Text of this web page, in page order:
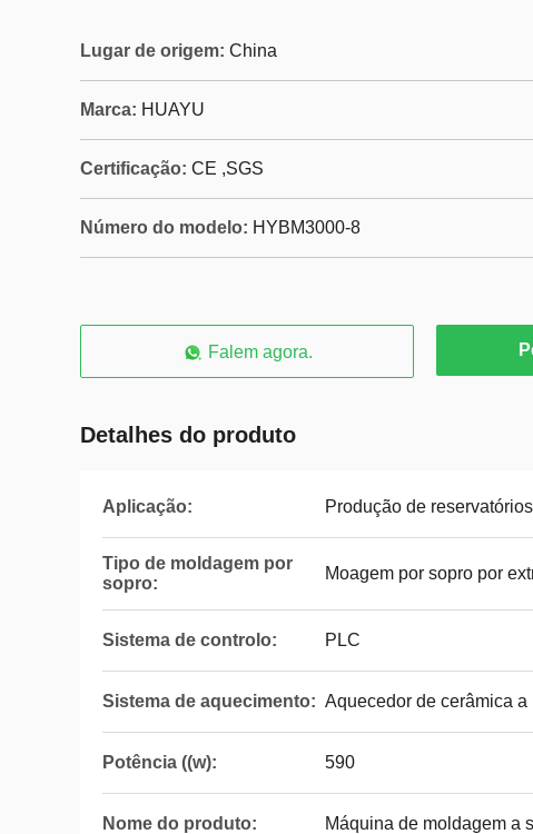
Lugar de origem: China
Marca: HUAYU
Certificação: CE ,SGS
Número do modelo: HYBM3000-8
Falem agora.
Detalhes do produto
Aplicação: Produção de
Tipo de moldagem por
sopro:
Moagem por sopro por
Sistema de controlo: PLC
Sistema de aquecimento: Aquecedor de cerâmica a
Potência ((w): 590
Nome do produto: Máquina de moldagem a